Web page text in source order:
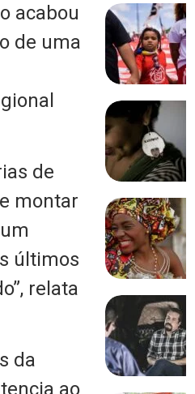
acabou
de uma
de
montar
últimos
relata
da
ao